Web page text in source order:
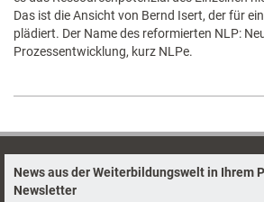
Das ist die Ansicht von Bernd Isert, der für
plädiert. Der Name des reformierten NLP:
Prozessentwicklung, kurz NLPe.
News aus der Weiterbildungswelt in Ihrem
Newsletter